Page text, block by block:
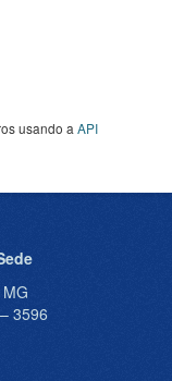
usando a API
3596